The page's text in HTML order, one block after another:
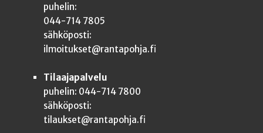
puhelin:
044-714 7805
sähköposti:
ilmoitukset@rantapohja.fi
Tilaajapalvelu
puhelin: 044-714 7800
sähköposti:
tilaukset@rantapohja.fi